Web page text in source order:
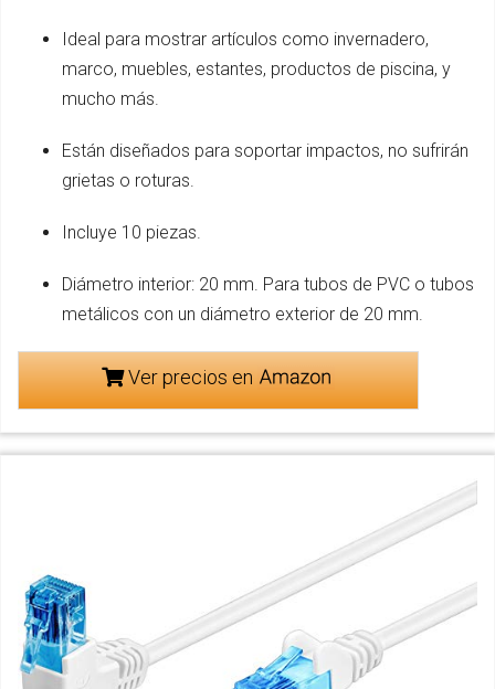
Ideal para mostrar artículos como invernadero,
marco, muebles, estantes, productos de piscina, y
mucho más.
Están diseñados para soportar impactos, no sufrirán
grietas o roturas.
Incluye 10 piezas.
Diámetro interior: 20 mm. Para tubos de PVC o tubos
metálicos con un diámetro exterior de 20 mm.
Ver precios en